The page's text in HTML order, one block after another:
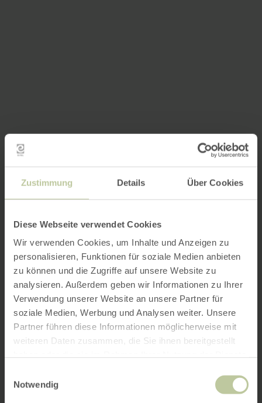
Zustimmung Details Über Cookies
Diese Webseite verwendet Cookies
Wir verwenden Cookies, um Inhalte und Anzeigen zu
personalisieren, Funktionen für soziale Medien anbieten
zu können und die Zugriffe auf unsere Website zu
analysieren. Außerdem geben wir Informationen zu Ihrer
Verwendung unserer Website an unsere Partner für
soziale Medien, Werbung und Analysen weiter. Unsere
Partner führen diese Informationen möglicherweise mit
weiteren Daten zusammen, die Sie ihnen bereitgestellt
Notwendig